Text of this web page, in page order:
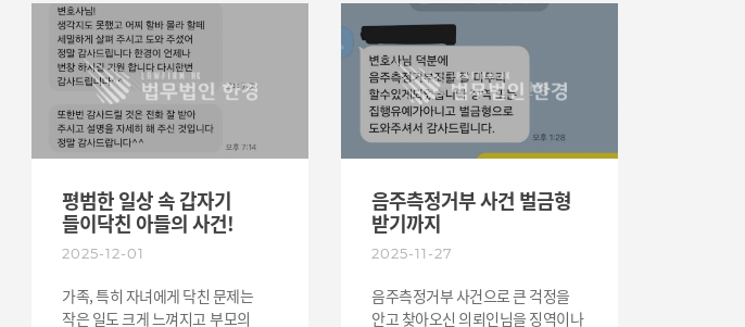
드렸고, 특히 검찰 단계와 형사조정
과정에서 무엇을 준비해야 하는지
그리고 어떤 말과 행동이 불리하게
작용하는지 또는 어떻게 대응해야
리스크를 줄일 수 있는지 등 여러
부분들을 구체적으로 하나하나
말씀드렸습니다. 의뢰인 분은
상황을 저희 한경 변호사님들의
방향성 제시 덕분에 안정적으로 넘길
수 있었다고 말씀주셨고,
감정적으로 흔들릴 때도
변호사님들의 현실적인 조언을
해주며 무리한 선택을 막아주셨다고
놓치지 않으려 노력했으며 그 노력이
변호사의 역할은 단순히 이기는 것이
아니라 의뢰인의 일상을 다시
돌려드리는 것이라 믿습니다. 이번
사건도 그렇게 마무리되어 감사한
하루이며, 앞으로도 묵묵히 제
평범한 일상 속 갑자기
들이닥친 아들의 사건!
2025-12-01
가족, 특히 자녀에게 닥친 문제는
작은 일도 크게 느껴지고 부모의
음주측정거부 사건 벌금형
받기까지
2025-11-27
음주측정거부 사건으로 큰 걱정을
안고 찾아오신 의뢰인님을 징역이나